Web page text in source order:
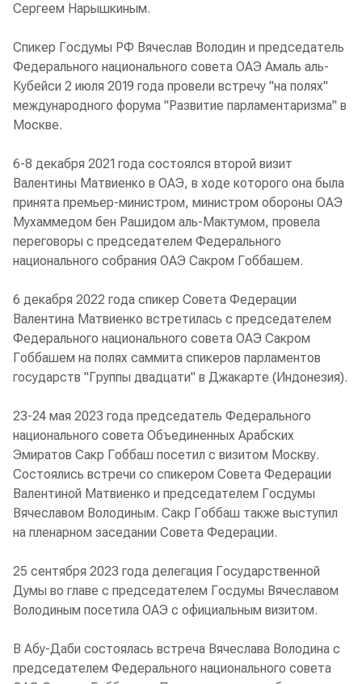
Сергеем Нарышкиным.
Спикер Госдумы РФ Вячеслав Володин и председатель
Федерального национального совета ОАЭ Амаль аль-
Кубейси 2 июля 2019 года провели встречу "на полях"
международного форума "Развитие парламентаризма" в
Москве.
6-8 декабря 2021 года состоялся второй визит
Валентины Матвиенко в ОАЭ, в ходе которого она была
принята премьер-министром, министром обороны ОАЭ
Мухаммедом бен Рашидом аль-Мактумом, провела
переговоры с председателем Федерального
национального собрания ОАЭ Сакром Гоббашем.
6 декабря 2022 года спикер Совета Федерации
Валентина Матвиенко встретилась с председателем
Федерального национального совета ОАЭ Сакром
Гоббашем на полях саммита спикеров парламентов
государств "Группы двадцати" в Джакарте (Индонезия).
23-24 мая 2023 года председатель Федерального
национального совета Объединенных Арабских
Эмиратов Сакр Гоббаш посетил с визитом Москву.
Состоялись встречи со спикером Совета Федерации
Валентиной Матвиенко и председателем Госдумы
Вячеславом Володиным. Сакр Гоббаш также выступил
на пленарном заседании Совета Федерации.
25 сентября 2023 года делегация Государственной
Думы во главе с председателем Госдумы Вячеславом
Володиным посетила ОАЭ с официальным визитом.
В Абу-Даби состоялась встреча Вячеслава Володина с
председателем Федерального национального совета